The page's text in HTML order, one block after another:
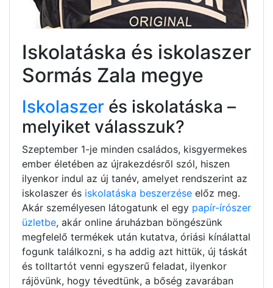
Iskolatáska és iskolaszer
Sormás Zala megye
Iskolaszer és iskolatáska –
melyiket válasszuk?
Szeptember 1-je minden családos, kisgyermekes
ember életében az újrakezdésről szól, hiszen
ilyenkor indul az új tanév, amelyet rendszerint az
iskolaszer és iskolatáska beszerzése előz meg.
Akár személyesen látogatunk el egy papír-írószer
üzletbe, akár online áruházban böngészünk
megfelelő termékek után kutatva, óriási kínálattal
fogunk találkozni, s ha addig azt hittük, új táskát
és tolltartót venni egyszerű feladat, ilyenkor
rájövünk, hogy tévedtünk, a bőség zavarában